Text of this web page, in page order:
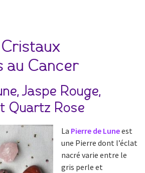
au Cancer
Jaspe Rouge,
Quartz Rose
La Pierre de Luneest
une Pierre dont l’éclat
nacré varie entre le
gris perle et